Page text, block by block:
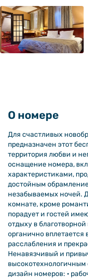
О номере
Для счастливых
предназначен этот
территория любви и
оснащение номера,
характеристиками,
достойным
незабываемых ночей.
комнате, кроме
порадует и гостей
отдыху в
органично вплетается
расслабления и
Ненавязчивый и
дизайн номеров: •